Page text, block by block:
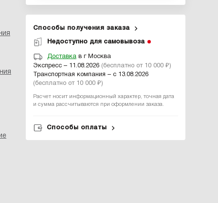
Способы получения заказа
Недоступно для самовывоза
Доставкав г Москва
Экспресс – 11.08.2026 (бесплатно от 10 000 ₽)
Транспортная компания – с 13.08.2026
(бесплатно от 10 000 ₽)
Расчет носит информационный характер, точная дата
и сумма рассчитываются при оформлении заказа.
Способы оплаты